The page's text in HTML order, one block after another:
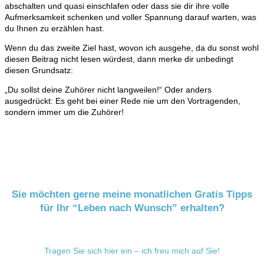
abschalten und quasi einschlafen oder dass sie dir ihre volle
Aufmerksamkeit schenken und voller Spannung darauf warten, was
du Ihnen zu erzählen hast.
Wenn du das zweite Ziel hast, wovon ich ausgehe, da du sonst wohl
diesen Beitrag nicht lesen würdest, dann merke dir unbedingt
diesen Grundsatz:
„Du sollst deine Zuhörer nicht langweilen!“ Oder anders
ausgedrückt: Es geht bei einer Rede nie um den Vortragenden,
sondern immer um die Zuhörer!
Sie möchten gerne meine monatlichen Gratis Tipps
für Ihr “Leben nach Wunsch” erhalten?
Tragen Sie sich hier ein – ich freu mich auf Sie!